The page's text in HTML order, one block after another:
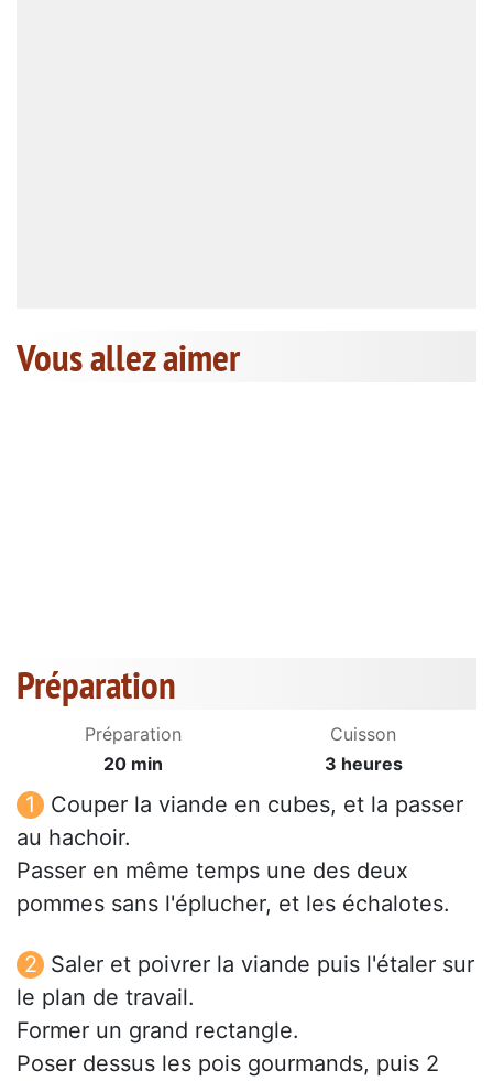
Vous allez aimer
Préparation
Préparation
20 min
Cuisson
3 heures
Couper la viande en cubes, et la passer
au hachoir.
Passer en même temps une des deux
pommes sans l'éplucher, et les échalotes.
Saler et poivrer la viande puis l'étaler sur
le plan de travail.
Former un grand rectangle.
Poser dessus les pois gourmands, puis 2